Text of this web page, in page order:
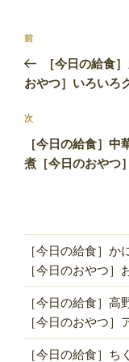
投
ナ
ゲ
ー
シ
前
の
投
前
［今日の給食
おやつ］いろいろ
次
の
投
次
［今日の給食］
煮［今日のおやつ
［今日の給食］
［今日のおやつ］
［今日の給食］
［今日のおやつ］
［今日の給食］